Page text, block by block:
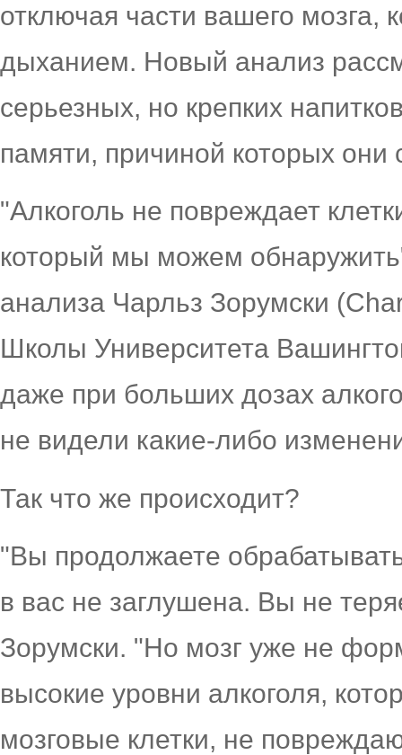
отключая части вашего
дыханием. Новый анализ
серьезных, но крепких
памяти, причиной которых они
"Алкоголь не повреждает
который мы можем
анализа Чарльз Зорумски
Школы Университета
даже при больших дозах
не видели какие-либо
Так что же происходит?
"Вы продолжаете
в вас не заглушена. Вы не
Зорумски. "Но мозг уже не
высокие уровни алкоголя,
мозговые клетки, не